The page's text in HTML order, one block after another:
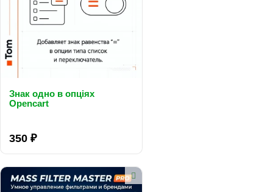
Знак одно в опціях
Opencart
350 ₽